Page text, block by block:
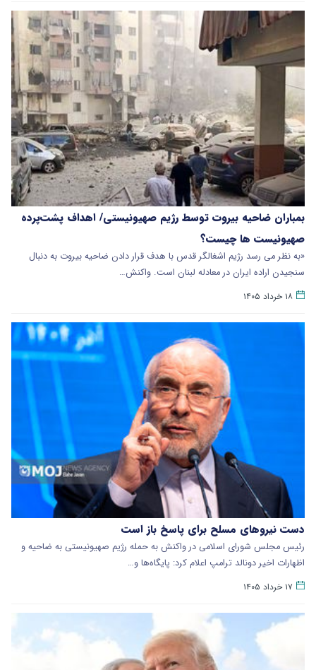
بمباران ضاحیه بیروت توسط رژیم صهیونیستی/ اهداف پشت‌پرده
صهیونیست ها چیست؟
«به نظر می رسد رژیم اشغالگر قدس با هدف قرار دادن ضاحیه بیروت به دنبال
سنجیدن اراده ایران در معادله لبنان است. واکنش…
۱۸ خرداد ۱۴۰۵
دست نیروهای مسلح برای پاسخ باز است
رئیس مجلس شورای اسلامی در واکنش به حمله رژیم صهیونیستی به ضاحیه و
اظهارات اخیر دونالد ترامپ اعلام کرد: پایگاه‌ها و…
۱۷ خرداد ۱۴۰۵